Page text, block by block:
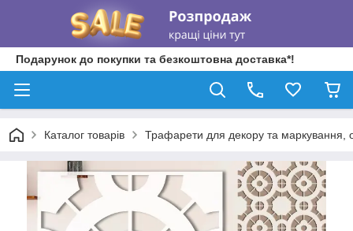
Подарунок до покупки та безкоштовна доставка*!
Каталог товарів Трафарети для декору та маркування,